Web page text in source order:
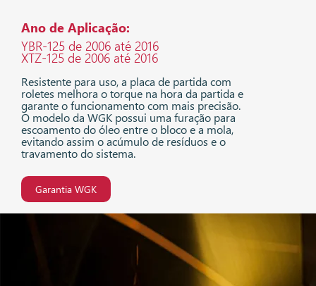
Ano de Aplicação:
YBR-125 de 2006 até 2016
XTZ-125 de 2006 até 2016
Resistente para uso, a placa de partida com
roletes melhora o torque na hora da partida e
garante o funcionamento com mais precisão.
O modelo da WGK possui uma furação para
escoamento do óleo entre o bloco e a mola,
evitando assim o acúmulo de resíduos e o
travamento do sistema.
Garantia WGK